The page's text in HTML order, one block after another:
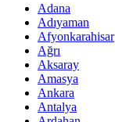
Adana
Adıyaman
Afyonkarahisar
Ağrı
Aksaray
Amasya
Ankara
Antalya